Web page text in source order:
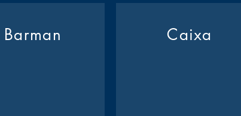
Barman Caixa